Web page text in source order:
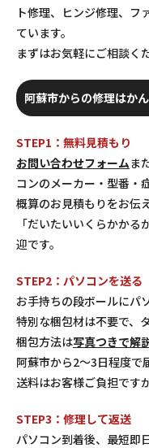
ト修理、ヒンジ修理、フ
ています。
まずはお気軽にご相談く
阿蘇市からの修理はか
STEP1：無料見積もり
お問い合わせフォームま
コンのメーカー・型番・
概算のお見積もりをお伝
「だいたいいくらかか
迎です。
STEP2：パソコンを送る
お手持ちの段ボールにパ
特別な梱包材は不要で、
梱包方法は写真つきで解
阿蘇市から2〜3日程度で
送料はお客様ご負担です
STEP3：修理して返送
パソコン到着後、最短即